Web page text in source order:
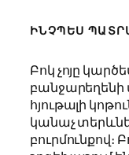
ԻՆՉՊԵՍ
Բոկ չոյը
բանջարեղենի
հյութալի
կանաչ
բուրմունքով։